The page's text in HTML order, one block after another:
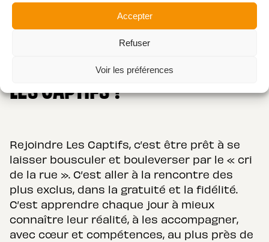
Accepter
Refuser
Voir les préférences
POURQUOI REJOINDRE
LES CAPTIFS ?
Rejoindre Les Captifs, c’est être prêt à se
laisser bousculer et bouleverser par le « cri
de la rue ». C’est aller à la rencontre des
plus exclus, dans la gratuité et la fidélité.
C’est apprendre chaque jour à mieux
connaître leur réalité, à les accompagner,
avec cœur et compétences, au plus près de